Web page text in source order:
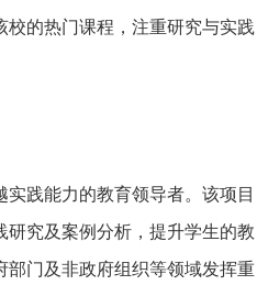
的热门课程，注重研究与实践
践能力的教育领导者。该项目
究及案例分析，提升学生的教
部门及非政府组织等领域发挥重